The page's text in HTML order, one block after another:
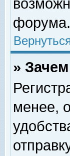
»
менее,